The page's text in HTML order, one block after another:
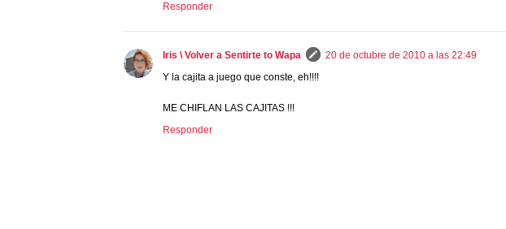
Responder
Iris \ Volver a Sentirte to Wapa
20 de octubre de 2010 a las 22:49
Y la cajita a juego que conste, eh!!!!
ME CHIFLAN LAS CAJITAS !!!
Responder